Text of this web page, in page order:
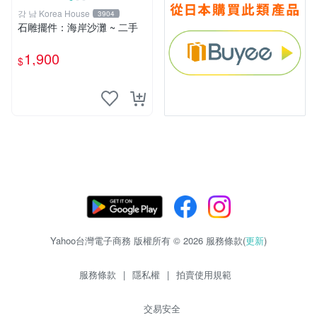
강 남 Korea House 3904
石雕擺件：海岸沙灘 ~ 二手
$1,900
Yahoo台灣電子商務 版權所有 © 2026 服務條款(更新)
服務條款 | 隱私權 | 拍賣使用規範
交易安全